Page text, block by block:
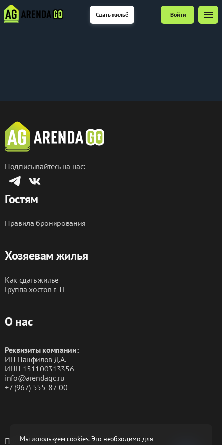
Сдать жильё Войти menu
Мы используем cookies. Это необходимо для
Подписывайтесь на нас:
Гостям
Правила бронирования
Хозяевам жилья
Как сдать жилье
Группа хостов в ТГ
О нас
Реквизиты компании:
ИП Панфилов Д.А.
ИНН 151100313356
info@arendago.ru
+7 (967) 555-87-00
Политика конфиденциальности